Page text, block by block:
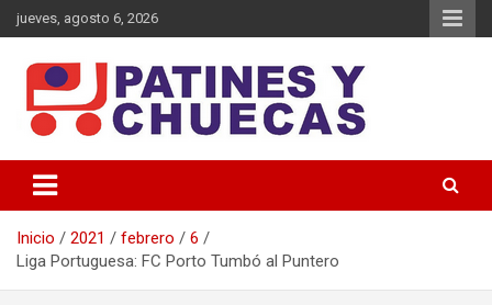
Saltar
al
jueves, agosto 6, 2026
Patines y Chuecas
Inicio 2021 febrero
6
Liga Portuguesa: FC Porto Tumbó al Puntero